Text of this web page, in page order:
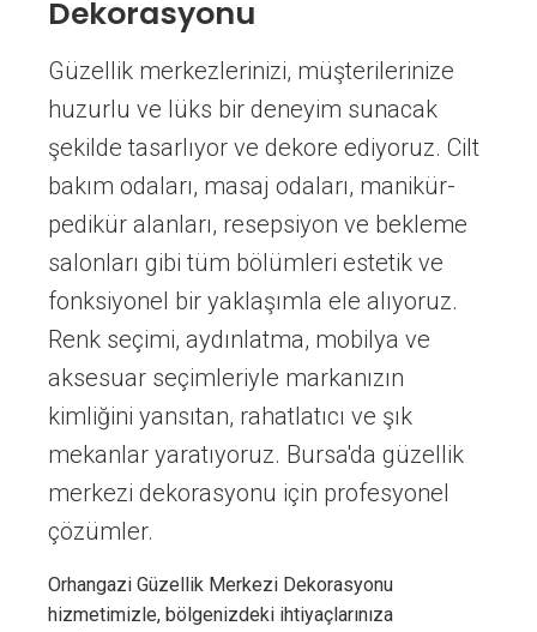
Dekorasyonu
Güzellik merkezlerinizi, müşterilerinize
huzurlu ve lüks bir deneyim sunacak
şekilde tasarlıyor ve dekore ediyoruz. Cilt
bakım odaları, masaj odaları, manikür-
pedikür alanları, resepsiyon ve bekleme
salonları gibi tüm bölümleri estetik ve
fonksiyonel bir yaklaşımla ele alıyoruz.
Renk seçimi, aydınlatma, mobilya ve
aksesuar seçimleriyle markanızın
kimliğini yansıtan, rahatlatıcı ve şık
mekanlar yaratıyoruz. Bursa'da güzellik
merkezi dekorasyonu için profesyonel
çözümler.
Orhangazi Güzellik Merkezi Dekorasyonu
hizmetimizle, bölgenizdeki ihtiyaçlarınıza